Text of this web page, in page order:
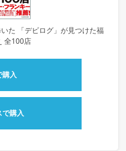
た 「デビログ」が見つけた福
全100店
入
で購入